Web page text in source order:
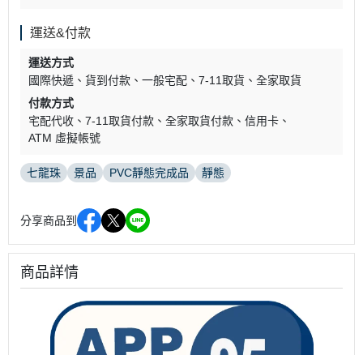
運送&付款
運送方式
國際快遞
貨到付款 一般宅配 7-11取貨
全家取貨
付款方式
宅配代收
7-11取貨付款 全家取貨付款
信用卡
ATM 虛擬帳號
七龍珠 景品 PVC靜態完成品 靜態
分享商品到
商品詳情